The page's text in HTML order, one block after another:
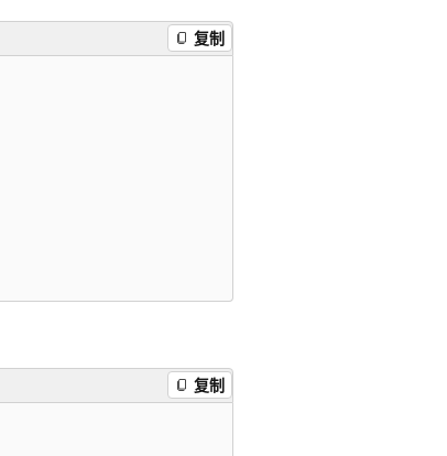
复制
复制